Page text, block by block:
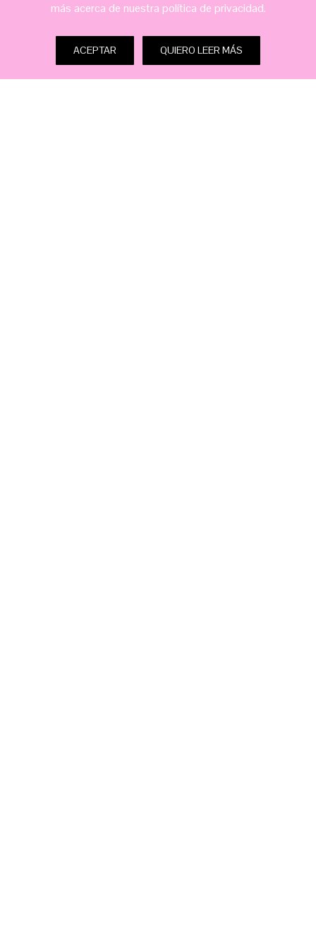
más acerca de nuestra política de privacidad.
ACEPTAR QUIERO LEER MÁS